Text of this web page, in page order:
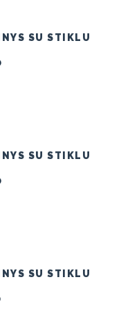
SU STIKLU
SU STIKLU
SU STIKLU